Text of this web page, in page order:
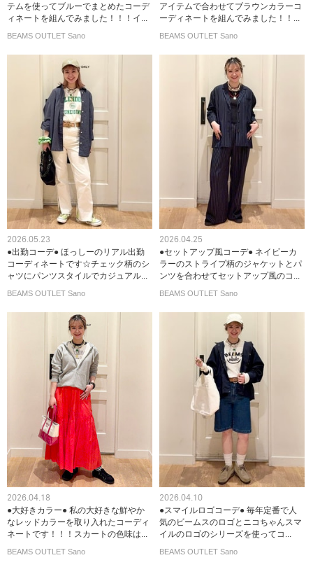
テムを使ってブルーでまとめたコーデ
ィネートを組んでみました！！！イ...
BEAMS OUTLET Sano
アイテムで合わせてブラウンカラーコ
ーディネートを組んでみました！！...
BEAMS OUTLET Sano
2026.05.23
●出勤コーデ● ほっしーのリアル出勤
コーディネートです☆チェック柄のシ
ャツにパンツスタイルでカジュアル...
BEAMS OUTLET Sano
2026.04.25
●セットアップ風コーデ● ネイビーカ
ラーのストライプ柄のジャケットとパ
ンツを合わせてセットアップ風のコ...
BEAMS OUTLET Sano
2026.04.18
●大好きカラー● 私の大好きな鮮やか
なレッドカラーを取り入れたコーディ
ネートです！！！スカートの色味は...
BEAMS OUTLET Sano
2026.04.10
●スマイルロゴコーデ● 毎年定番で人
気のビームスのロゴとニコちゃんスマ
イルのロゴのシリーズを使ってコ...
BEAMS OUTLET Sano